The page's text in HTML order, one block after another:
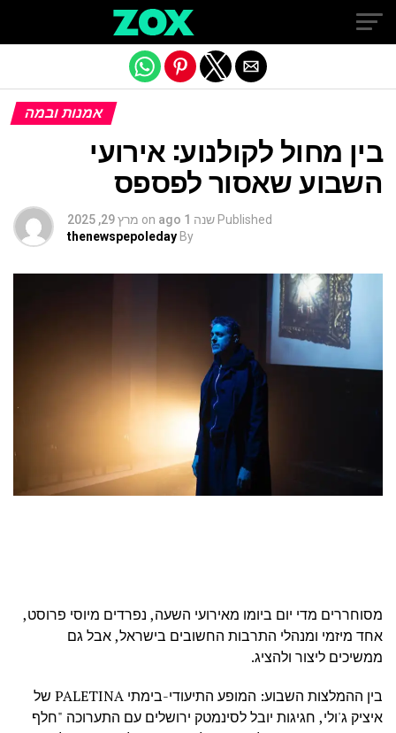
אמנות ובמה
בין מחול לקולנוע: אירועי
השבוע שאסור לפספס
Published שנה 1 ago on מרץ 29, 2025
By
thenewspepoleday
מסוחררים מדי יום ביומו מאירועי השעה, נפרדים מיוסי פרוסט,
אחד מיזמי ומנהלי התרבות החשובים בישראל, אבל גם
ממשיכים ליצור ולהציג.
בין ההמלצות השבוע: המופע התיעודי-בימתי PALETINA של
איציק ג'ולי, חגיגות יובל לסינמטק ירושלים עם התערוכה "חלף
Exit mobile version